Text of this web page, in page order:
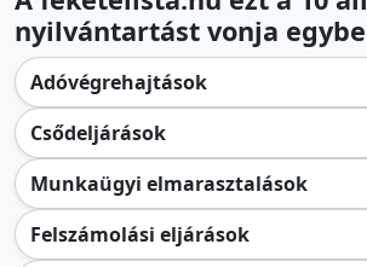
nyilvántartást vonja egybe
Adóvégrehajtások
Csődeljárások
Munkaügyi elmarasztalások
Felszámolási eljárások